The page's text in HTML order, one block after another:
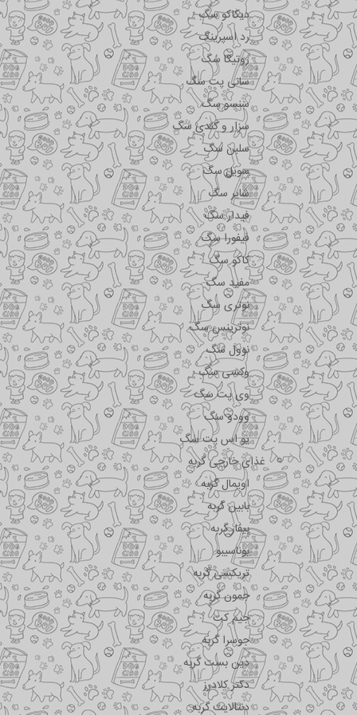
دیکاکو سگ
رد اسپرینگ
روتیکا سگ
سانی پت سگ
سنسو سگ
سزار و کندی سگ
سلبن سگ
سویل سگ
شایر سگ
فیدار سگ
فیفورا سگ
کاکو سگ
مفید سگ
نوتری سگ
نوترینس سگ
نوول سگ
وکسی سگ
وی پت سگ
وودو سگ
یو اس پت سگ
غذای خارجی گربه
اویمال گربه
بابین گربه
بیفار گربه
بوناسیبو
تریکسی گربه
جمون گربه
جیم کت
جوسرا گربه
دین بست گربه
دکتر کلادرز
دنتالایت گربه